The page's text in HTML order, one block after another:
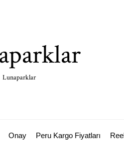
Lunaparklar
Onay Peru Kargo Fiyatları